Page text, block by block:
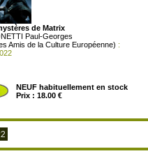
de Matrix
Paul-Georges
Amis de la Culture Européenne) :
NEUF habituellement en stock
Prix : 18.00 €